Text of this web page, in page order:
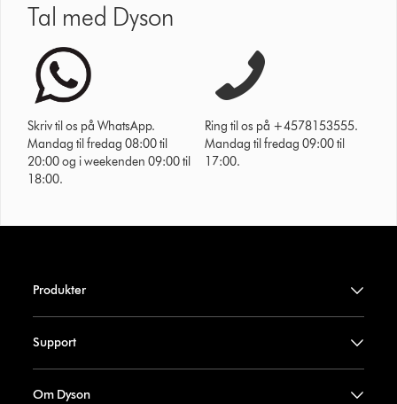
Tal med Dyson
Skriv til os på WhatsApp.
Mandag til fredag 08:00 til
20:00 og i weekenden 09:00 til
18:00.
Ring til os på +4578153555.
Mandag til fredag 09:00 til
17:00.
Produkter
Support
Om Dyson